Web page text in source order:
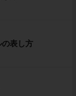
の表し方